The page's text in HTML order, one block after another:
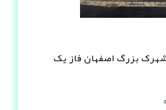
بزرگ اصفهان فاز یک